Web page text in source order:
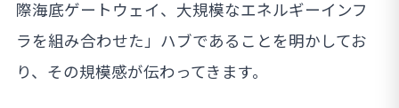
際海底ゲートウェイ、大規模なエネルギーインフ
ラを組み合わせた」ハブであることを明かしてお
り、その規模感が伝わってきます。